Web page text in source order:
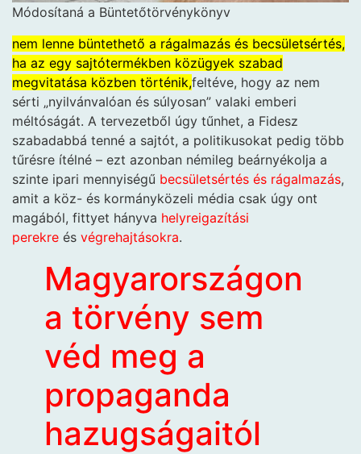
Módosítaná a Büntetőtörvénykönyv
nem lenne büntethető a rágalmazás és becsületsértés,
ha az egy sajtótermékben közügyek szabad
megvitatása közben történik,feltéve, hogy az nem
sérti „nyilvánvalóan és súlyosan” valaki emberi
méltóságát. A tervezetből úgy tűnhet, a Fidesz
szabadabbá tenné a sajtót, a politikusokat pedig több
tűrésre ítélné – ezt azonban némileg beárnyékolja a
szinte ipari mennyiségű becsületsértés és rágalmazás,
amit a köz- és kormányközeli média csak úgy ont
magából, fittyet hányva helyreigazítási
perekre és végrehajtásokra.
Magyarországon
a törvény sem
véd meg a
propaganda
hazugságaitól